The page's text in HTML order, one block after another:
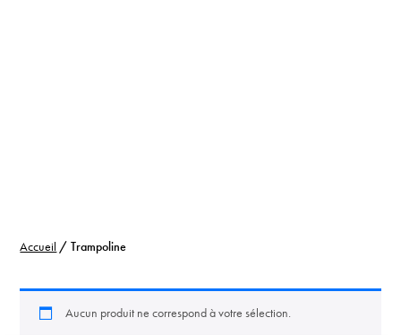
Accueil / Trampoline
Aucun produit ne correspond à votre sélection.